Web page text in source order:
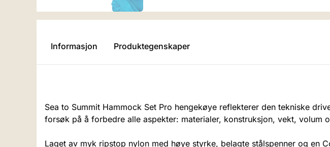
Informasjon Produktegenskaper
Sea to Summit Hammock Set Pro hengekøye reflekterer den tekniske
forsøk på å forbedre alle aspekter: materialer, konstruksjon, vekt, volum
Laget av myk ripstop nylon med høye styrke, belagte stålspenner og en